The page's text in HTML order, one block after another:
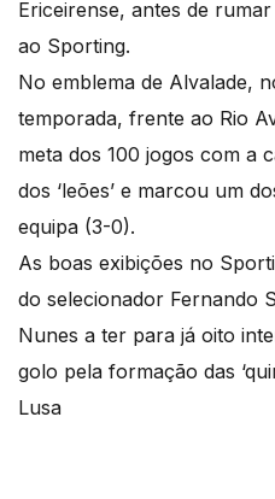
Ericeirense, antes de
ao Sporting.
No emblema de Alvalade,
temporada, frente ao Rio
meta dos 100 jogos com a
dos ‘leões’ e marcou um
equipa (3-0).
As boas exibições no
do selecionador Fernando
Nunes a ter para já oito
golo pela formação das
Lusa